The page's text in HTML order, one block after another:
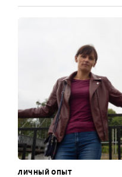
ЛИЧНЫЙ ОПЫТ